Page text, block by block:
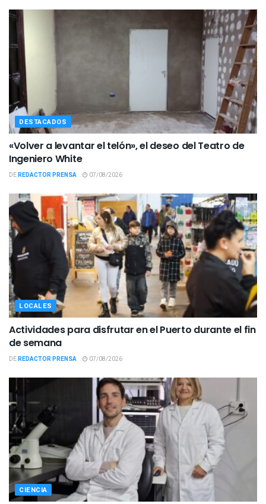
DESTACADOS
«Volver a levantar el telón», el deseo del Teatro de
Ingeniero White
DEREDACTOR PRENSA 07/08/2026
LOCALES
Actividades para disfrutar en el Puerto durante el fin
de semana
DEREDACTOR PRENSA 07/08/2026
CIENCIA